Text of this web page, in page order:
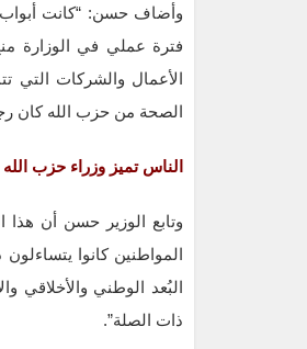
وأضاف حسن: “كانت أبواب
فترة عملي في الوزارة
الأعمال والشركات التي
الصحة من حزب الله كان
الناس تميز وزراء حزب
وتابع الوزير حسن أن
المواطنين كانوا
البُعد الوطني والأخلاقي
ذات الصلة”.